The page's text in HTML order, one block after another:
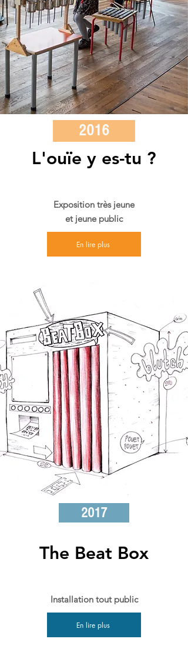
2016
L'ouïe y es-tu ?
Exposition très jeune
et jeune public
En lire plus
2017
The Beat Box
Installation tout public
En lire plus